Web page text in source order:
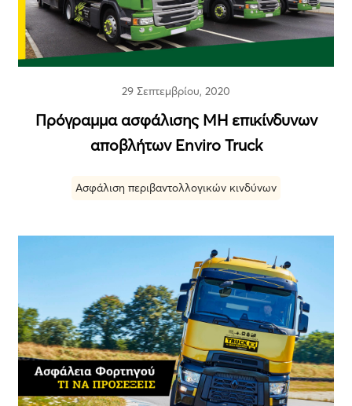
29 Σεπτεμβρίου, 2020
Πρόγραμμα ασφάλισης ΜΗ επικίνδυνων
αποβλήτων Enviro Truck
Ασφάλιση περιβαντολλογικών κινδύνων